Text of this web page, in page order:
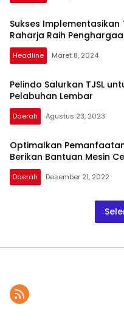
Sukses Implementasikan
Raharja Raih
Headline Maret 8, 2024
Pelindo Salurkan TJSL
Pelabuhan Lembar
Daerah Agustus 23, 2023
Optimalkan Pemanfaatan
Berikan Bantuan Mesin
Daerah Desember 21, 2022